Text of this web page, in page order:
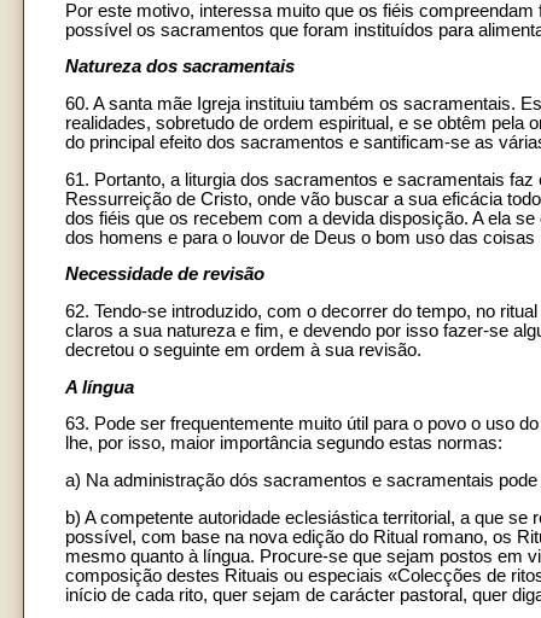
Por este motivo, interessa muito que os fiéis
possível os sacramentos que foram instituídos para
Natureza dos sacramentais
60. A santa mãe Igreja instituiu também os sacramentais.
realidades, sobretudo de ordem espiritual, e se obtêm
do principal efeito dos sacramentos e santificam-se as
61. Portanto, a liturgia dos sacramentos e sacramentais
Ressurreição de Cristo, onde vão buscar a sua eficácia
dos fiéis que os recebem com a devida disposição. A ela
dos homens e para o louvor de Deus o bom uso das coisas
Necessidade de revisão
62. Tendo-se introduzido, com o decorrer do tempo, no
claros a sua natureza e fim, e devendo por isso fazer-se
decretou o seguinte em ordem à sua revisão.
A língua
63. Pode ser frequentemente muito útil para o povo o uso
lhe, por isso, maior importância segundo estas normas:
a) Na administração dós sacramentos e sacramentais
b) A competente autoridade eclesiástica territorial, a que
possível, com base na nova edição do Ritual romano, os
mesmo quanto à língua. Procure-se que sejam postos em
composição destes Rituais ou especiais «Colecções de
início de cada rito, quer sejam de carácter pastoral, quer